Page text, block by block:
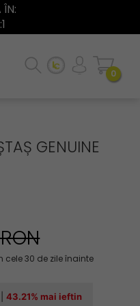
ÎN:
0
GENUINE